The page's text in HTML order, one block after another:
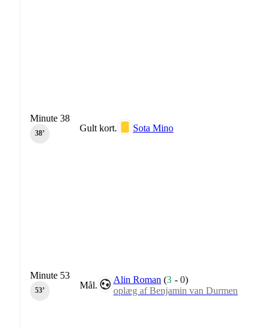
Gult kort. Sota Mino
Minute 38
38‎’‎
Mål.
Alin Roman (3 -0)
oplæg af Benjamin van Durmen
Minute 53
53‎’‎